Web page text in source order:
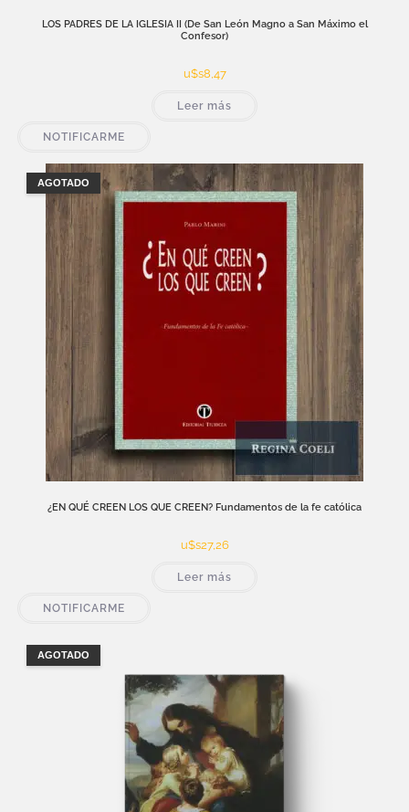
LOS PADRES DE LA IGLESIA II (De San León Magno a San Máximo el
Confesor)
u$s8,47
Leer más
NOTIFICARME
AGOTADO
¿EN QUÉ CREEN LOS QUE CREEN? Fundamentos de la fe católica
u$s27,26
Leer más
NOTIFICARME
AGOTADO